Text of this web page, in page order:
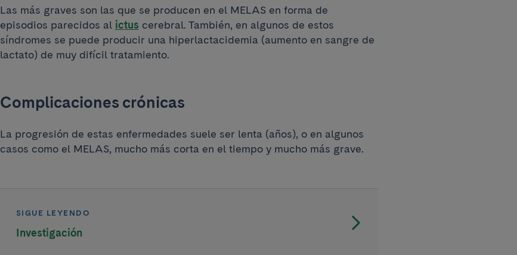
Las más graves son las que se producen en el MELAS en forma de
episodios parecidos al ictus cerebral. También, en algunos de estos
síndromes se puede producir una hiperlactacidemia (aumento en sangre de
lactato) de muy difícil tratamiento.
Complicaciones crónicas
La progresión de estas enfermedades suele ser lenta (años), o en algunos
casos como el MELAS, mucho más corta en el tiempo y mucho más grave.
SIGUE LEYENDO
Investigación